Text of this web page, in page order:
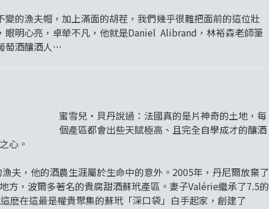
的漁夫帽，加上滿面的胡茬，我們幾乎很難把面前的這位壯
眼明心亮，卓犖不凡，他就是Daniel Alibrand，林裕森老師筆
萄酒釀酒人…
蜜雪兒‧貝丹說過：法國真的是片神奇的土地，每
個產區都會出些天賦極高、且完全自學成才的釀酒
心。
夫，他的酒農生涯屬於生命中的意外。2005年，丹尼爾放棄了
方，波爾多著名的貴腐甜酒蘇玳產區。妻子Valérie繼承了7.5的
麽在這最是權貴聚集的蘇玳「深口袋」白手起家，創建了